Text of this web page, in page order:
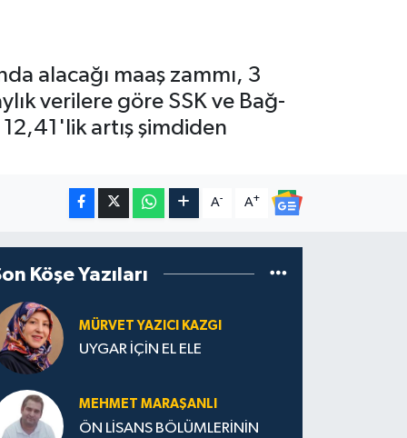
alacağı maaş zammı, 3
verilere göre SSK ve Bağ-
artış şimdiden
A- A+
Köşe Yazıları
MÜRVET YAZICI KAZGI
UYGAR İÇİN EL ELE
MEHMET MARAŞANLI
ÖN LİSANS BÖLÜMLERİNİN